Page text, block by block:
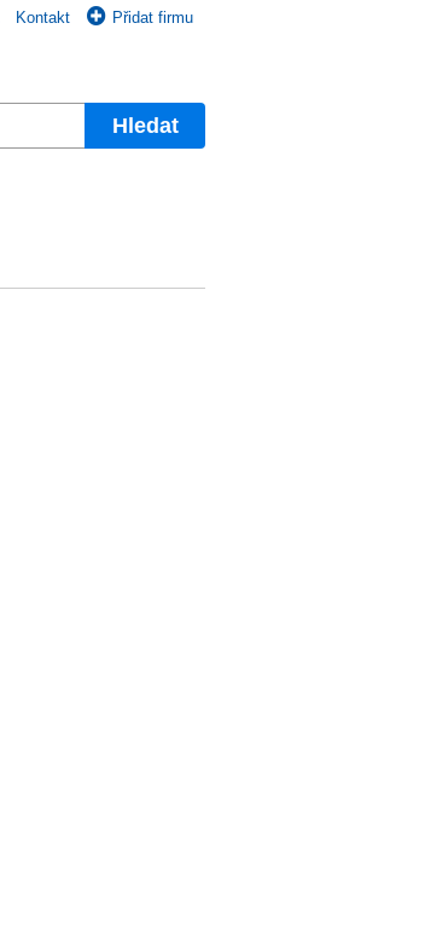
Kontakt Přidat firmu
Hledat